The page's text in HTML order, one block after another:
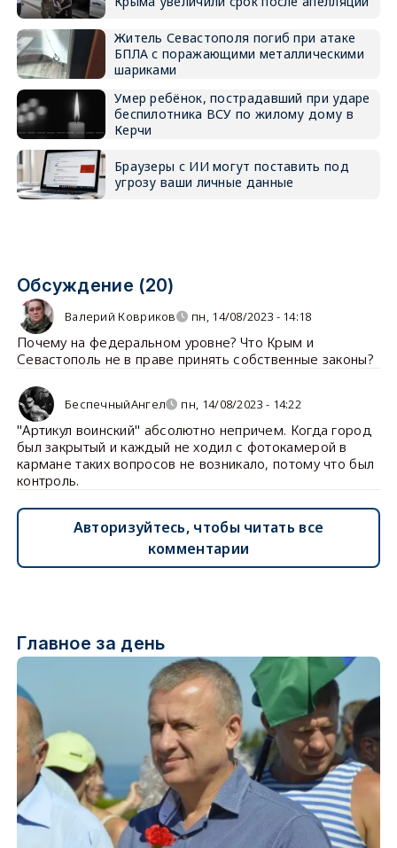
Житель Севастополя погиб при атаке
БПЛА с поражающими металлическими
шариками
Умер ребёнок, пострадавший при ударе
беспилотника ВСУ по жилому дому в
Керчи
Браузеры с ИИ могут поставить под
угрозу ваши личные данные
Обсуждение (20)
Валерий Ковриков пн, 14/08/2023 - 14:18
Почему на федеральном уровне? Что Крым и
Севастополь не в праве принять собственные законы?
БеспечныйАнгел пн, 14/08/2023 - 14:22
"Артикул воинский" абсолютно непричем. Когда город
был закрытый и каждый не ходил с фотокамерой в
кармане таких вопросов не возникало, потому что был
контроль.
Авторизуйтесь, чтобы читать все
комментарии
Главное за день